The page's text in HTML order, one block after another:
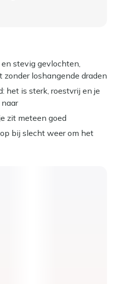
stevig gevlochten,
loshangende draden
het is sterk, roestvrij en je
zit meteen goed
bij slecht weer om het